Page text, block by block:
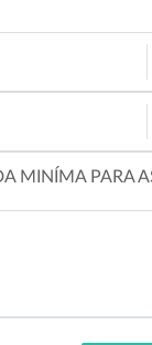
MINÍMA PARA